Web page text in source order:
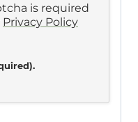
is required
Privacy Policy